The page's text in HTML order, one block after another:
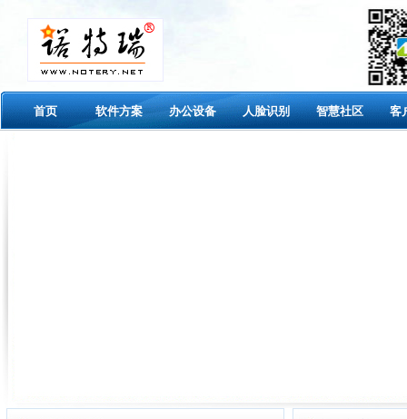
首页 软件方案 办公设备 人脸识别 智慧社区 客